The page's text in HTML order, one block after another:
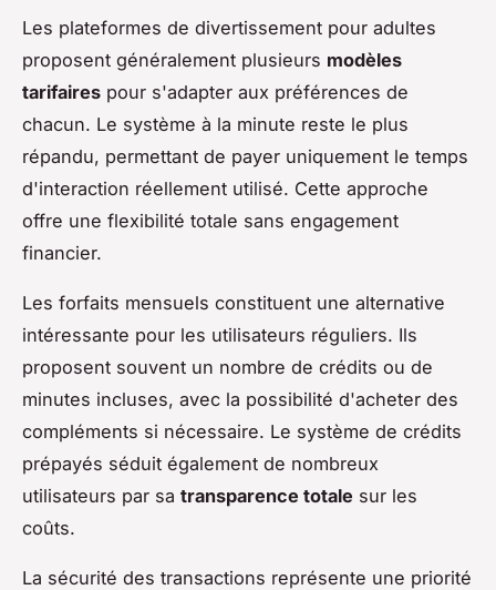
Les plateformes de divertissement pour adultes
proposent généralement plusieurs modèles
tarifaires pour s'adapter aux préférences de
chacun. Le système à la minute reste le plus
répandu, permettant de payer uniquement le temps
d'interaction réellement utilisé. Cette approche
offre une flexibilité totale sans engagement
financier.
Les forfaits mensuels constituent une alternative
intéressante pour les utilisateurs réguliers. Ils
proposent souvent un nombre de crédits ou de
minutes incluses, avec la possibilité d'acheter des
compléments si nécessaire. Le système de crédits
prépayés séduit également de nombreux
utilisateurs par sa transparence totale sur les
coûts.
La sécurité des transactions représente une priorité